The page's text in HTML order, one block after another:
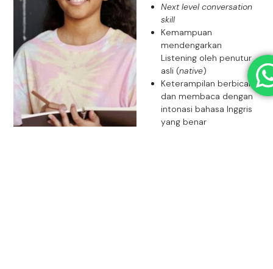
Next level conversation
skill
Kemampuan
mendengarkan
Listening oleh penutur
asli (native)
Keterampilan berbicara
dan membaca dengan
intonasi bahasa Inggris
yang benar